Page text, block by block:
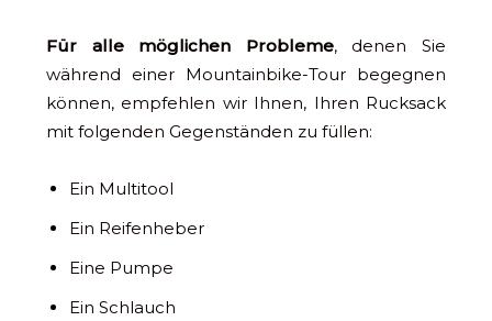
Für alle möglichen Probleme, denen Sie
während einer Mountainbike-Tour begegnen
können, empfehlen wir Ihnen, Ihren Rucksack
mit folgenden Gegenständen zu füllen:
Ein Multitool
Ein Reifenheber
Eine Pumpe
Ein Schlauch